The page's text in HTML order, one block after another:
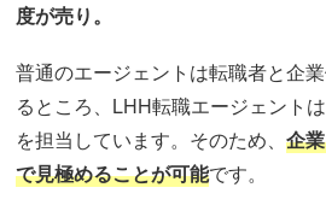
度が売り。
普通のエージェントは転職者と企
るところ、LHH転職エージェント
を担当しています。そのため、企
で見極めることが可能です。